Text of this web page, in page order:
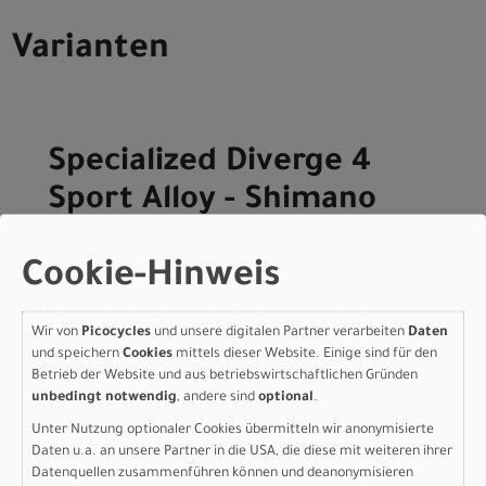
Varianten
Specialized Diverge 4
Sport Alloy - Shimano
Dolomite Metallic 54
Jetzt anfragen & Probe fahren - sofort im Laden
verfügbar!
Art.Nr. 95426-6354
Grösse: 54
pro Stück (inkl. MwSt. zzgl. Versandkosten für
Cookie-Hinweis
Wir von Picocycles und unsere digitalen Partner verarbeiten Daten
und speichern Cookies mittels dieser Website. Einige sind für den
Betrieb der Website und aus betriebswirtschaftlichen Gründen
unbedingt notwendig, andere sind optional.
Unter Nutzung optionaler Cookies übermitteln wir anonymisierte
Daten u.a. an unsere Partner in die USA, die diese mit weiteren ihrer
Datenquellen zusammenführen können und deanonymisieren